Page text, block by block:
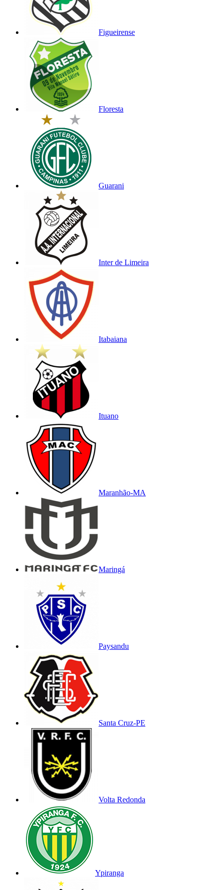
Figueirense
Floresta
Guarani
Inter de Limeira
Itabaiana
Ituano
Maranhão-MA
Maringá
Paysandu
Santa Cruz-PE
Volta Redonda
Ypiranga